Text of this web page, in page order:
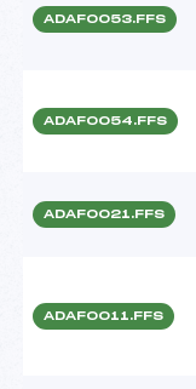
ADAF0053.FFS
ADAF0054.FFS
ADAF0021.FFS
ADAF0011.FFS